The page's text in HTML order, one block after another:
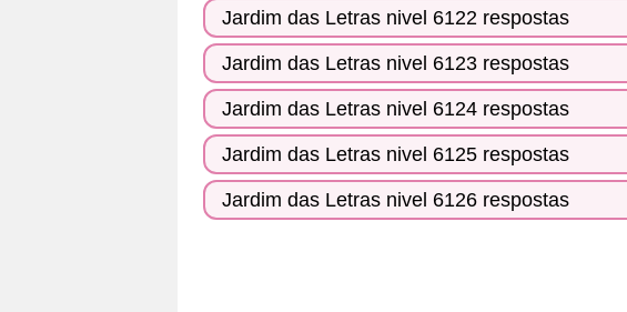
Jardim das Letras nivel 6122 respostas
Jardim das Letras nivel 6123 respostas
Jardim das Letras nivel 6124 respostas
Jardim das Letras nivel 6125 respostas
Jardim das Letras nivel 6126 respostas